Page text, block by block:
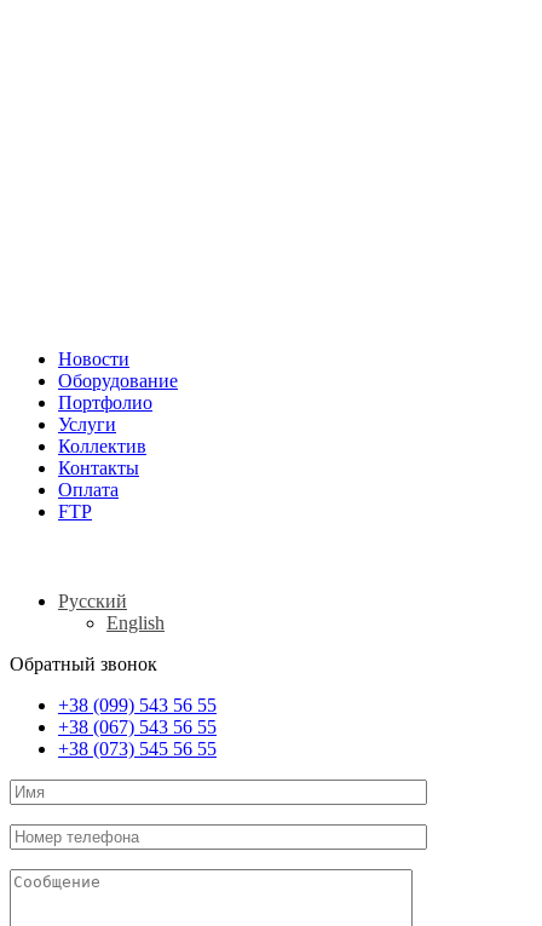
Новости
Оборудование
Портфолио
Услуги
Коллектив
Контакты
Оплата
FTP
Русский
English
Обратный звонок
+38 (099) 543 56 55
+38 (067) 543 56 55
+38 (073) 545 56 55